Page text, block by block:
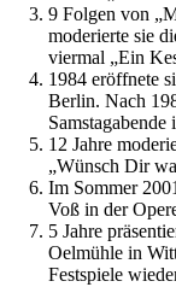
9 Folgen von
moderierte sie
viermal „Ein
1984 eröffnete
Berlin. Nach
12 Jahre
„Wünsch Dir
Im Sommer
Voß in der
5 Jahre
Oelmühle in
Festspiele